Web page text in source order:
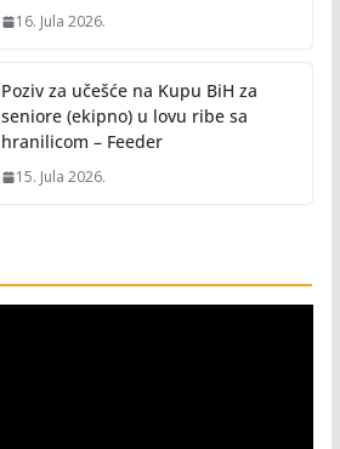
16. Jula 2026.
Poziv za učešće na Kupu BiH za
seniore (ekipno) u lovu ribe sa
hranilicom – Feeder
15. Jula 2026.